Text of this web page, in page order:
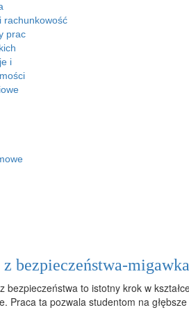
rachunkowość
prac
i
z bezpieczeństwa-migawka
bezpieczeństwa to istotny krok w
Praca ta pozwala studentom na głębsze